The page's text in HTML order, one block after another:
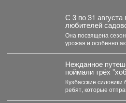
С 3 по 31
любителей
огородничества в
«Молодежная»
«Ваш урожайный
Она посвящена
урожая и особенно
Нежданное
поймали трёх
Кузбасские силовики
ребят, которые